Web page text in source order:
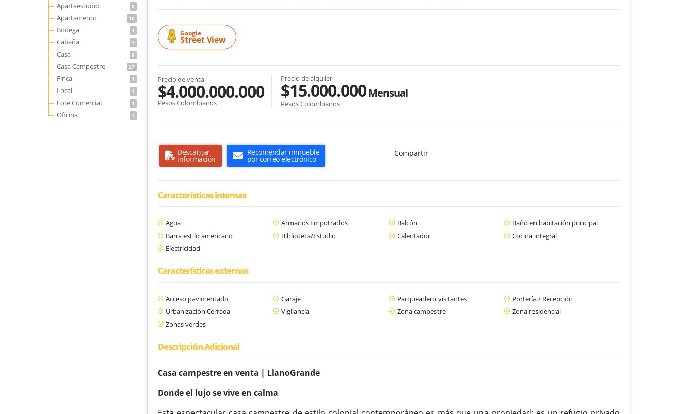
Apartaestudio 8
Apartamento 18
Bodega 1
Cabaña 2
Casa 8
Casa Campestre 27
Finca 1
Local 1
Lote Comercial 1
Oficina 2
Google
Street View
Precio de venta
$4.000.000.000
Pesos Colombianos
Precio de alquiler
$15.000.000Mensual
Pesos Colombianos
Descargar
información
Recomendar inmueble
por correo electrónico
Compartir
Características internas
Agua Armarios Empotrados Balcón
Baño en habitación principal
Barra estilo americano
Biblioteca/Estudio Calentador
Cocina integral
Electricidad
Características externas
Acceso pavimentado Garaje Parqueadero visitantes
Portería / Recepción
Urbanización Cerrada
Vigilancia Zona campestre
Zona residencial
Zonas verdes
Descripción Adicional
Casa campestre en venta | LlanoGrande
Donde el lujo se vive en calma